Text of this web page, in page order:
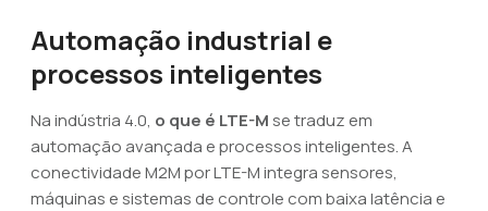
Automação industrial e
processos inteligentes
Na indústria 4.0, o que é LTE-M se traduz em
automação avançada e processos inteligentes. A
conectividade M2M por LTE-M integra sensores,
máquinas e sistemas de controle com baixa latência e